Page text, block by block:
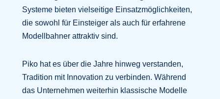
Systeme bieten vielseitige Einsatzmöglichkeiten,
die sowohl für Einsteiger als auch für erfahrene
Modellbahner attraktiv sind.
Piko hat es über die Jahre hinweg verstanden,
Tradition mit Innovation zu verbinden. Während
das Unternehmen weiterhin klassische Modelle